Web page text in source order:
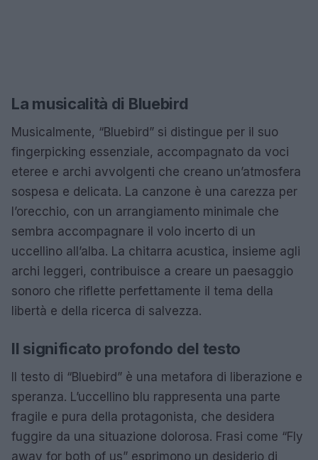
La musicalità di Bluebird
Musicalmente, “Bluebird” si distingue per il suo
fingerpicking essenziale, accompagnato da voci
eteree e archi avvolgenti che creano un’atmosfera
sospesa e delicata. La canzone è una carezza per
l’orecchio, con un arrangiamento minimale che
sembra accompagnare il volo incerto di un
uccellino all’alba. La chitarra acustica, insieme agli
archi leggeri, contribuisce a creare un paesaggio
sonoro che riflette perfettamente il tema della
libertà e della ricerca di salvezza.
Il significato profondo del testo
Il testo di “Bluebird” è una metafora di liberazione e
speranza. L’uccellino blu rappresenta una parte
fragile e pura della protagonista, che desidera
fuggire da una situazione dolorosa. Frasi come “Fly
away for both of us” esprimono un desiderio di